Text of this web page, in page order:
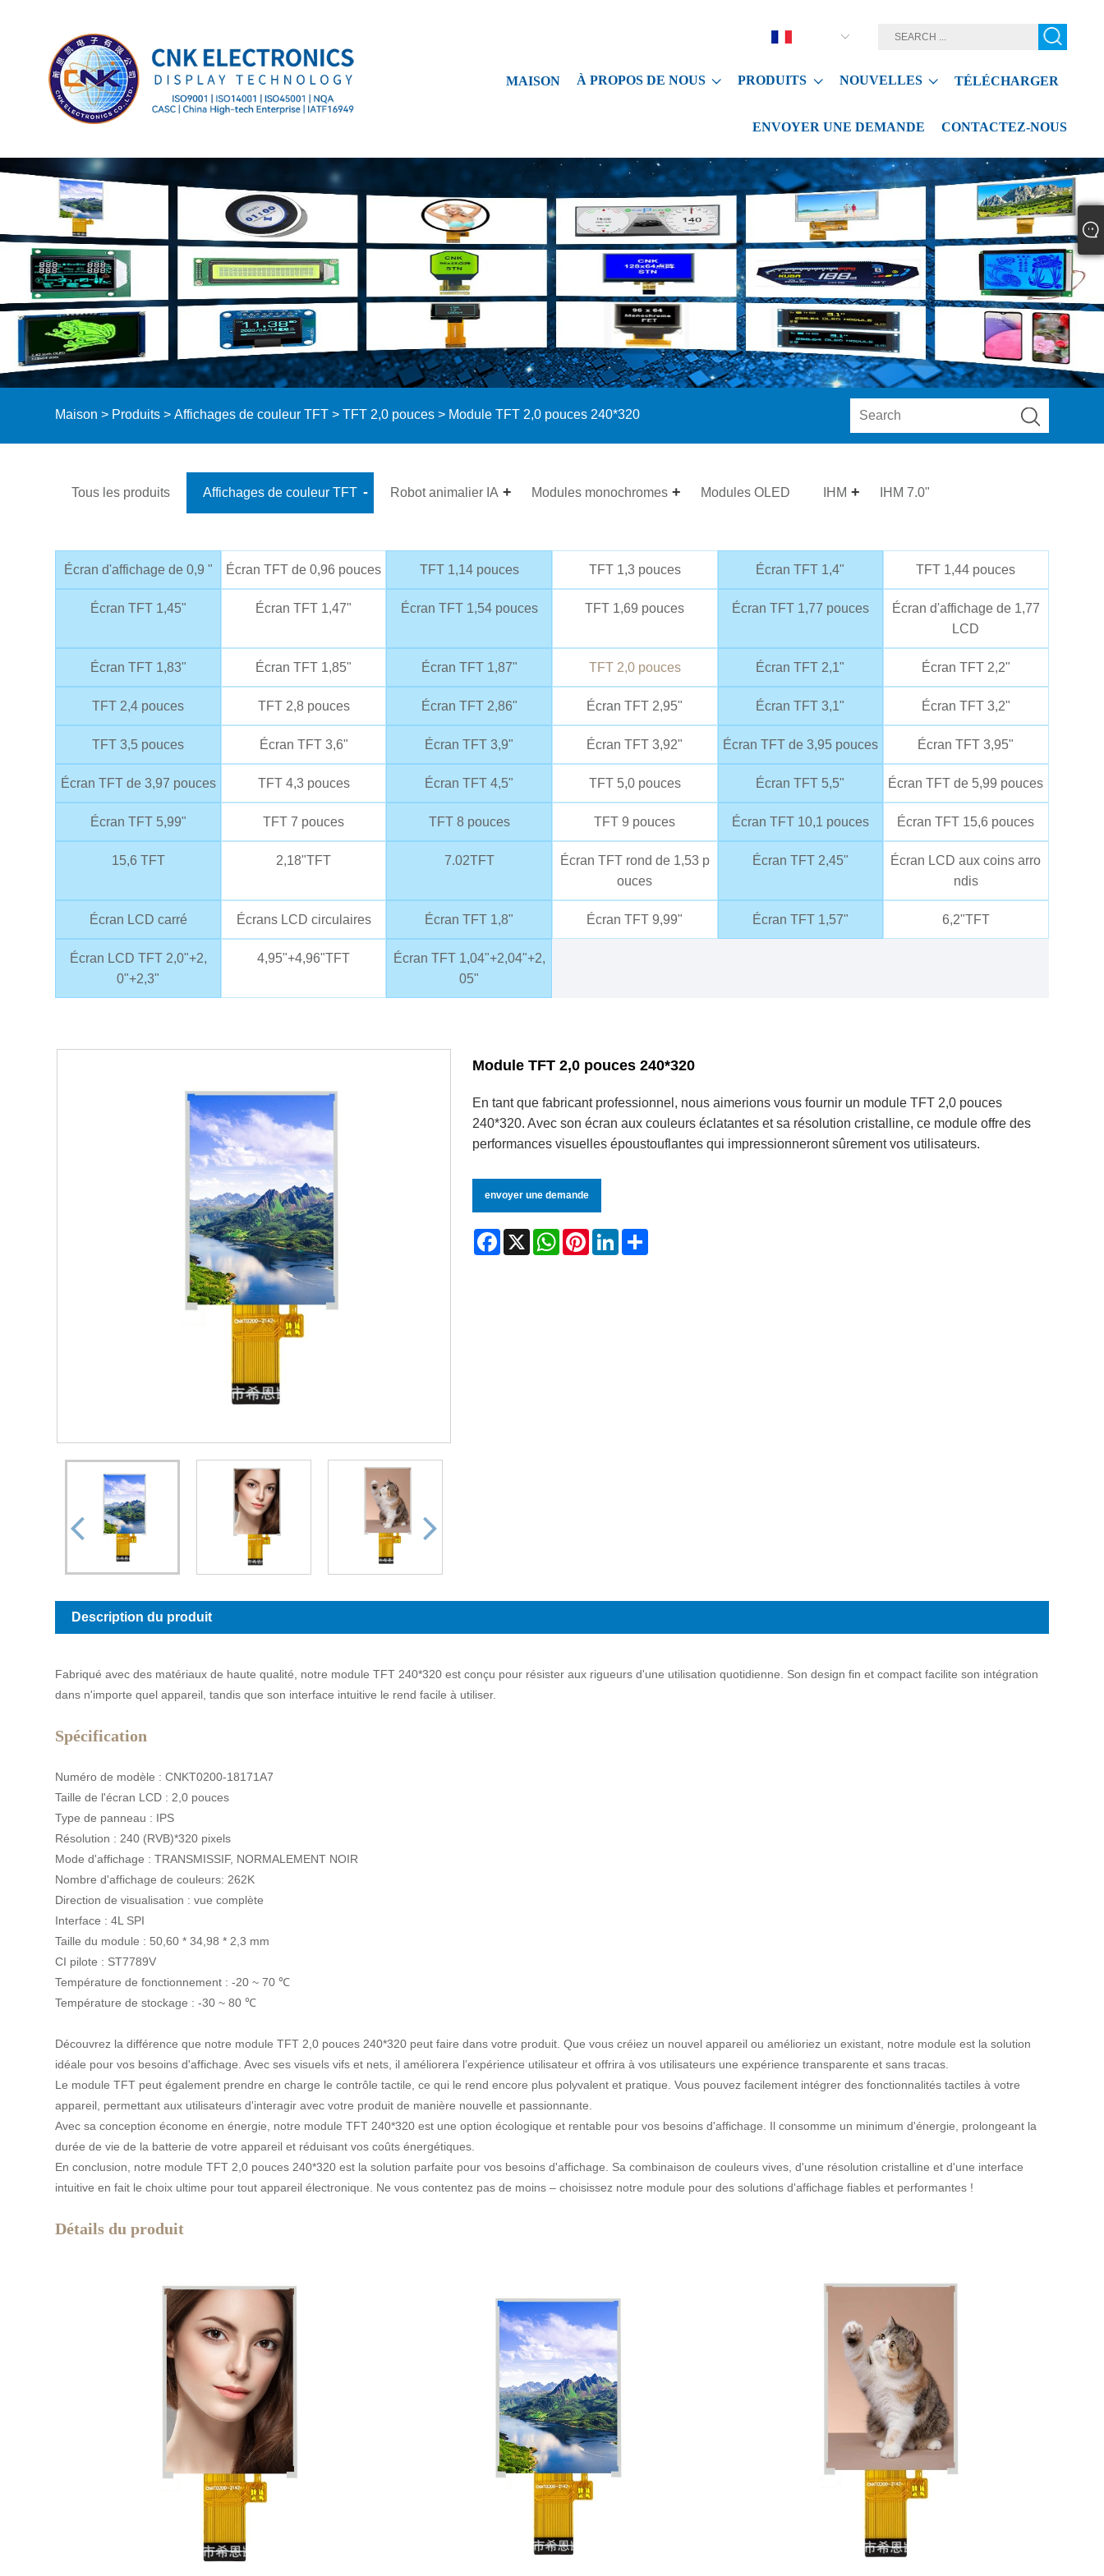
MAISON À PROPOS DE NOUS PRODUITS NOUVELLES TÉLÉCHARGER
ENVOYER UNE DEMANDE CONTACTEZ-NOUS
Maison > Produits >Affichages de couleur TFT >TFT 2,0 pouces > Module TFT 2,0 pouces 240*320
Tous les produits Affichages de couleur TFT Robot animalier IA Modules monochromes Modules OLED IHM IHM 7.0"
Écran d'affichage de 0,9 " Écran TFT de 0,96 pouces TFT 1,14 pouces TFT 1,3 pouces Écran TFT 1,4" TFT 1,44 pouces
Écran TFT 1,45" Écran TFT 1,47" Écran TFT 1,54 pouces TFT 1,69 pouces Écran TFT 1,77 pouces
Écran d'affichage de 1,77
LCD
Écran TFT 1,83" Écran TFT 1,85" Écran TFT 1,87" TFT 2,0 pouces Écran TFT 2,1" Écran TFT 2,2"
TFT 2,4 pouces TFT 2,8 pouces Écran TFT 2,86" Écran TFT 2,95" Écran TFT 3,1" Écran TFT 3,2"
TFT 3,5 pouces Écran TFT 3,6" Écran TFT 3,9" Écran TFT 3,92" Écran TFT de 3,95 pouces Écran TFT 3,95"
Écran TFT de 3,97 pouces TFT 4,3 pouces Écran TFT 4,5" TFT 5,0 pouces Écran TFT 5,5" Écran TFT de 5,99 pouces
Écran TFT 5,99" TFT 7 pouces TFT 8 pouces TFT 9 pouces Écran TFT 10,1 pouces Écran TFT 15,6 pouces
15,6 TFT 2,18"TFT 7.02TFT
Écran TFT rond de 1,53 p
ouces
Écran TFT 2,45"
Écran LCD aux coins arro
ndis
Écran LCD carré Écrans LCD circulaires Écran TFT 1,8" Écran TFT 9,99" Écran TFT 1,57" 6,2"TFT
Écran LCD TFT 2,0"+2,
0"+2,3"
4,95"+4,96"TFT
Écran TFT 1,04"+2,04"+2,
05"
Module TFT 2,0 pouces 240*320
En tant que fabricant professionnel, nous aimerions vous fournir un module TFT 2,0 pouces
240*320. Avec son écran aux couleurs éclatantes et sa résolution cristalline, ce module offre des
performances visuelles époustouflantes qui impressionneront sûrement vos utilisateurs.
envoyer une demande
Facebook
X WhatsApp
PinterestLinkedIn
Description du produit
Fabriqué avec des matériaux de haute qualité, notre module TFT 240*320 est conçu pour résister aux rigueurs d'une utilisation quotidienne. Son design fin et compact facilite son intégration
dans n'importe quel appareil, tandis que son interface intuitive le rend facile à utiliser.
Spécification
Numéro de modèle : CNKT0200-18171A7
Taille de l'écran LCD : 2,0 pouces
Type de panneau : IPS
Résolution : 240 (RVB)*320 pixels
Mode d'affichage : TRANSMISSIF, NORMALEMENT NOIR
Nombre d'affichage de couleurs: 262K
Direction de visualisation : vue complète
Interface : 4L SPI
Taille du module : 50,60 * 34,98 * 2,3 mm
CI pilote : ST7789V
Température de fonctionnement : -20 ~ 70 ℃
Température de stockage : -30 ~ 80 ℃
Découvrez la différence que notre module TFT 2,0 pouces 240*320 peut faire dans votre produit. Que vous créiez un nouvel appareil ou amélioriez un existant, notre module est la solution
idéale pour vos besoins d'affichage. Avec ses visuels vifs et nets, il améliorera l’expérience utilisateur et offrira à vos utilisateurs une expérience transparente et sans tracas.
Le module TFT peut également prendre en charge le contrôle tactile, ce qui le rend encore plus polyvalent et pratique. Vous pouvez facilement intégrer des fonctionnalités tactiles à votre
appareil, permettant aux utilisateurs d'interagir avec votre produit de manière nouvelle et passionnante.
Avec sa conception économe en énergie, notre module TFT 240*320 est une option écologique et rentable pour vos besoins d'affichage. Il consomme un minimum d'énergie, prolongeant la
durée de vie de la batterie de votre appareil et réduisant vos coûts énergétiques.
En conclusion, notre module TFT 2,0 pouces 240*320 est la solution parfaite pour vos besoins d'affichage. Sa combinaison de couleurs vives, d'une résolution cristalline et d'une interface
intuitive en fait le choix ultime pour tout appareil électronique. Ne vous contentez pas de moins – choisissez notre module pour des solutions d'affichage fiables et performantes !
Détails du produit